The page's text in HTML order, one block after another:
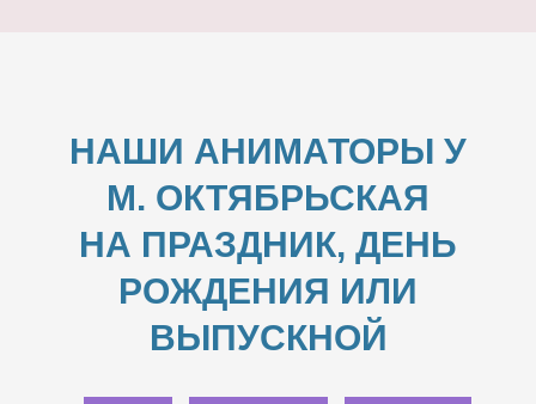
НАШИ АНИМАТОРЫ У
М. ОКТЯБРЬСКАЯ
НА ПРАЗДНИК, ДЕНЬ
РОЖДЕНИЯ ИЛИ
ВЫПУСКНОЙ